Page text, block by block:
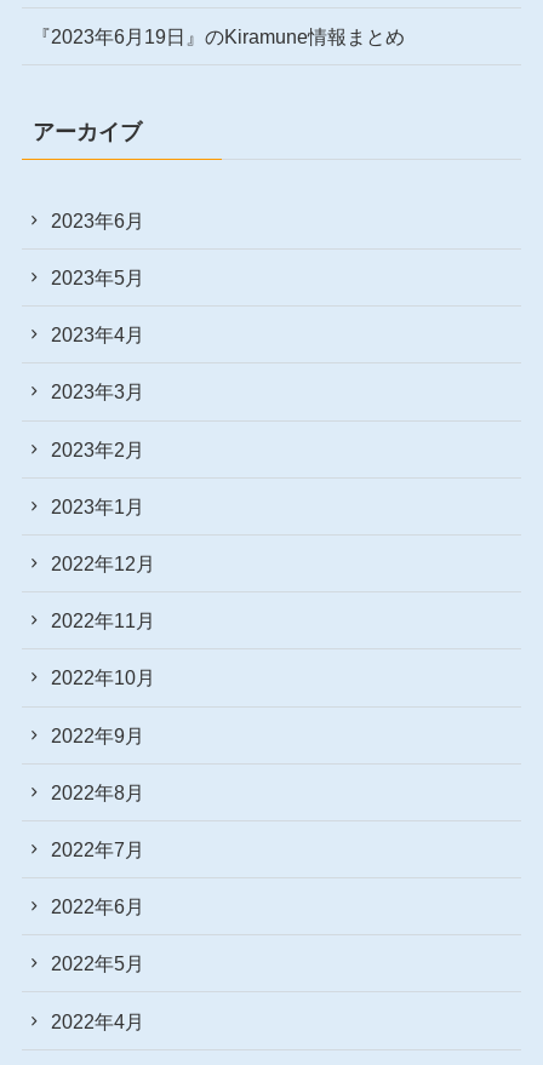
『2023年6月19日』のKiramune情報まとめ
アーカイブ
2023年6月
2023年5月
2023年4月
2023年3月
2023年2月
2023年1月
2022年12月
2022年11月
2022年10月
2022年9月
2022年8月
2022年7月
2022年6月
2022年5月
2022年4月